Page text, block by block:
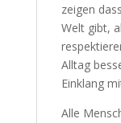
Kindern
Dinge auf
Akzeptanz
wichtig um
können,